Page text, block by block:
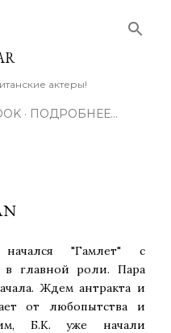
актеры!
ПОДРОБНЕЕ…
"Гамлет" с
в главной роли. Пара
Ждем антракта и
от любопытства и
Б.К. уже начали